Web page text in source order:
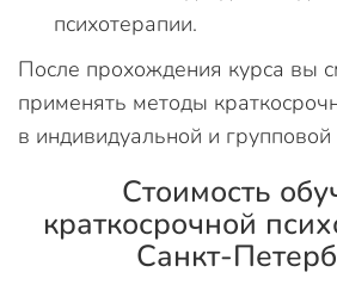
психотерапии.
После прохождения курса вы
применять методы
в индивидуальной и групповой
Стоимость
краткосрочной
Санкт-